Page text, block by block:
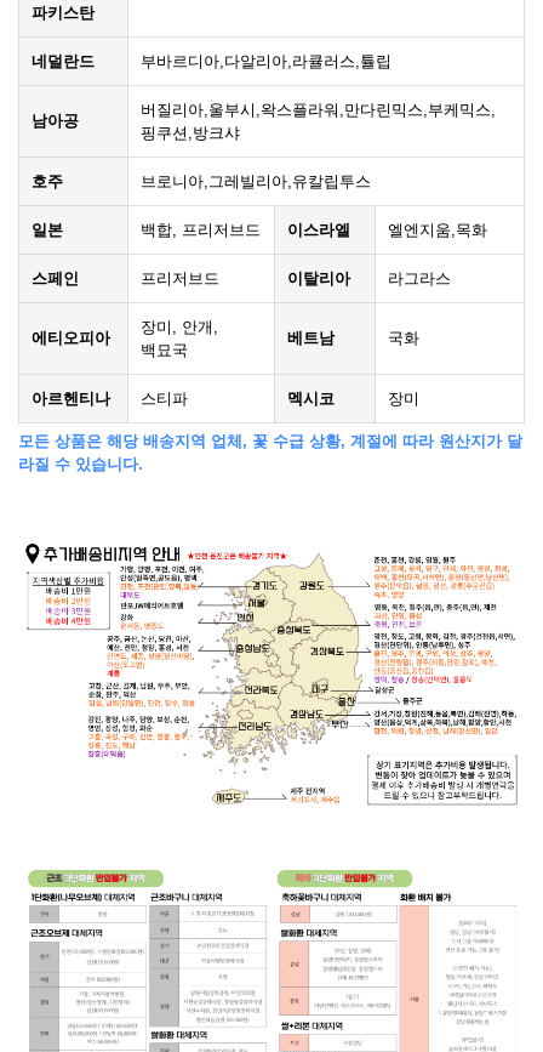
파키스탄
네덜란드 부바르디아,다알리아,라큘러스,튤립
남아공
버질리아,울부시,왁스플라워,만다린믹스,부케믹스,
핑쿠션,방크샤
호주 브로니아,그레빌리아,유칼립투스
일본 백합, 프리저브드 이스라엘 엘엔지움,목화
스페인 프리저브드 이탈리아 라그라스
에티오피아
장미, 안개,
백묘국
베트남 국화
아르헨티나 스티파 멕시코 장미
모든 상품은 해당 배송지역 업체, 꽃 수급 상황, 계절에 따라 원산지가 달
라질 수 있습니다.